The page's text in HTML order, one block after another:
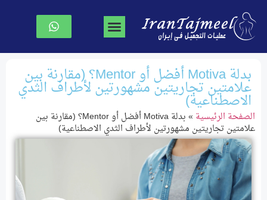
بدلة Motiva أفضل أو Mentor؟ (مقارنة بين
علامتين تجاريتين مشهورتين لأطراف الثدي
الاصطناعية)
الصفحة الرئیسیة » بدلة Motiva أفضل أو Mentor؟ (مقارنة بين
علامتين تجاريتين مشهورتين لأطراف الثدي الاصطناعية)